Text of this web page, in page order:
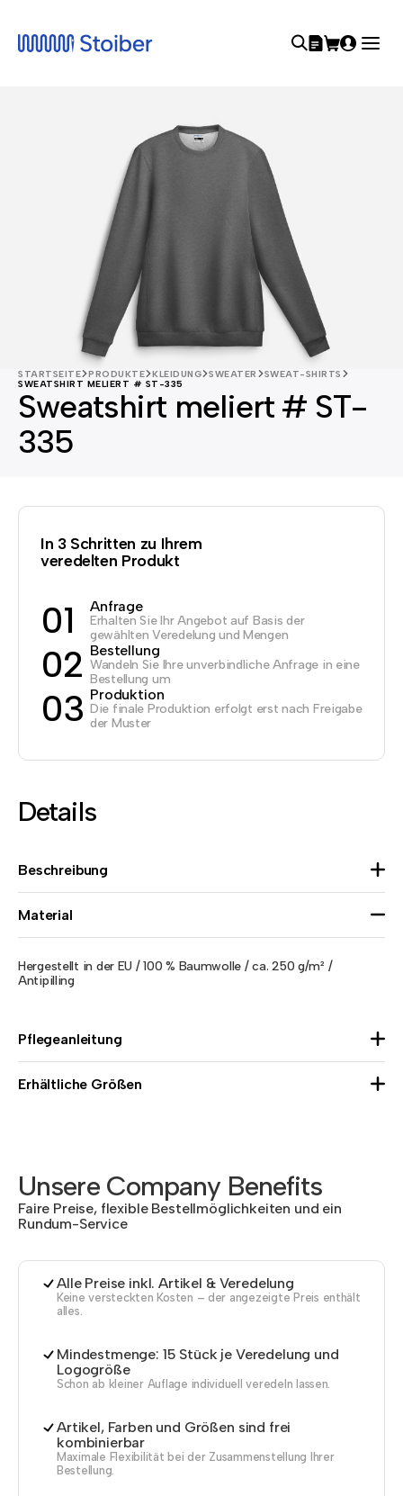
STARTSEITE PRODUKTE KLEIDUNG SWEATER
SWEAT-SHIRTS
SWEATSHIRT MELIERT # ST-335
Sweatshirt meliert # ST-
335
In 3 Schritten zu Ihrem
veredelten Produkt
01 Anfrage
Erhalten Sie Ihr Angebot auf Basis der
gewählten Veredelung und Mengen
02 Bestellung
Wandeln Sie Ihre unverbindliche Anfrage in eine
Bestellung um
03 Produktion
Die finale Produktion erfolgt erst nach Freigabe
der Muster
Details
Beschreibung
Material
Hergestellt in der EU / 100 % Baumwolle / ca. 250 g/m² /
Antipilling
Pflegeanleitung
Erhältliche Größen
Unsere Company Benefits
Faire Preise, flexible Bestellmöglichkeiten und ein
Rundum-Service
Alle Preise inkl. Artikel & Veredelung
Keine versteckten Kosten – der angezeigte Preis enthält
alles.
Mindestmenge: 15 Stück je Veredelung und
Logogröße
Schon ab kleiner Auflage individuell veredeln lassen.
Artikel, Farben und Größen sind frei
kombinierbar
Maximale Flexibilität bei der Zusammenstellung Ihrer
Bestellung.